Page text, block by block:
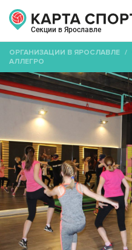
Секции в Ярославле
ОРГАНИЗАЦИИ В ЯРОСЛАВЛЕ /
АЛЛЕГРО